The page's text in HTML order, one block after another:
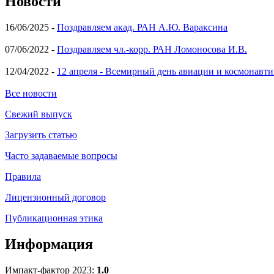
16/06/2025 - Поздравляем акад. РАН А.Ю. Вараксина
07/06/2022 - Поздравляем чл.-корр. РАН Ломоносова И.В.
12/04/2022 - 12 апреля - Всемирный день авиации и
Все новости
Свежий выпуск
Загрузить статью
Часто задаваемые вопросы
Правила
Лицензионный договор
Публикационная этика
Информация
Импакт-фактор 2023: 1.0